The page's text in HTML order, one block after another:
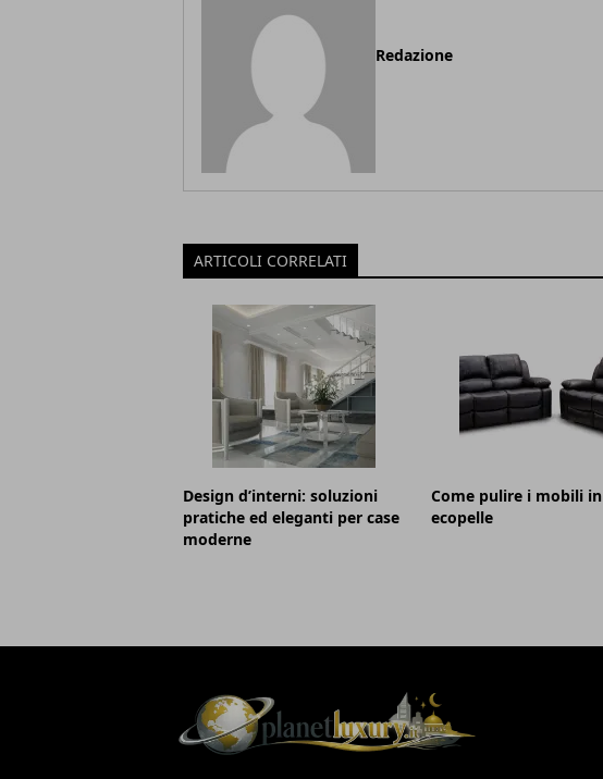
Redazione
ARTICOLI CORRELATI
Design d’interni: soluzioni
pratiche ed eleganti per case
moderne
Come pulire i mobili in
ecopelle